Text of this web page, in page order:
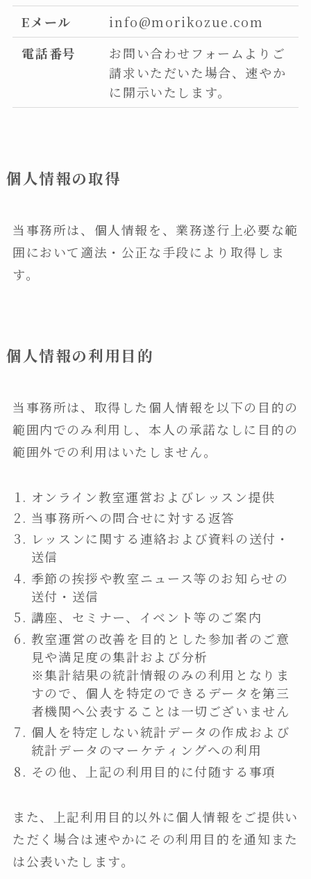
Eメール
info@morikozue.com
電話番号
お問い合わせフォームよりご
請求いただいた場合、速やか
に開示いたします。
個人情報の取得
当事務所は、個人情報を、業務遂行上必要な範
囲において適法・公正な手段により取得しま
す。
個人情報の利用目的
当事務所は、取得した個人情報を以下の目的の
範囲内でのみ利用し、本人の承諾なしに目的の
範囲外での利用はいたしません。
オンライン教室運営およびレッスン提供
当事務所への問合せに対する返答
レッスンに関する連絡および資料の送付・
送信
季節の挨拶や教室ニュース等のお知らせの
送付・送信
講座、セミナー、イベント等のご案内
教室運営の改善を目的とした参加者のご意
見や満足度の集計および分析
※集計結果の統計情報のみの利用となりま
すので、個人を特定のできるデータを第三
者機関へ公表することは一切ございません
個人を特定しない統計データの作成および
統計データのマーケティングへの利用
その他、上記の利用目的に付随する事項
また、上記利用目的以外に個人情報をご提供い
ただく場合は速やかにその利用目的を通知また
は公表いたします。